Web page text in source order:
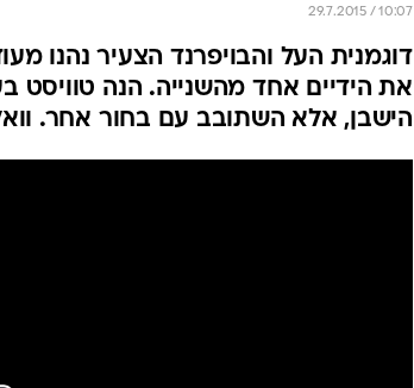
29.7.2015 / 10:07
דוגמנית העל והבויפרנד הצעיר נהנו
את הידיים אחד מהשנייה. הנה
הישבן, אלא השתובב עם בחור אחר.